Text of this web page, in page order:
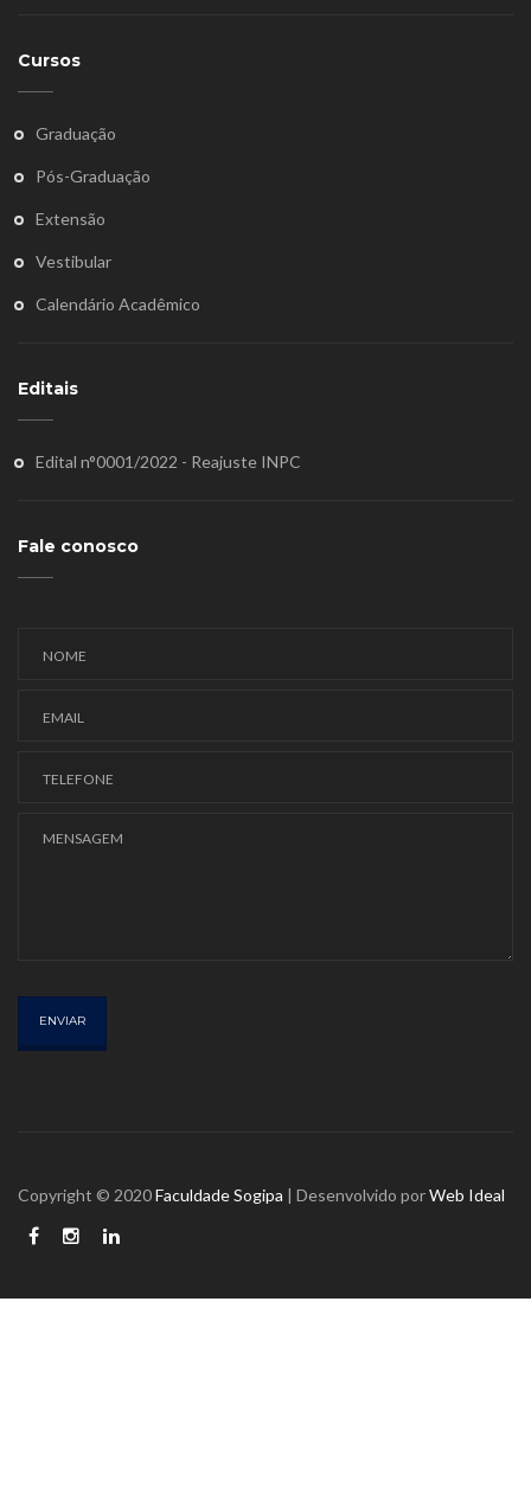
Cursos
Graduação
Pós-Graduação
Extensão
Vestibular
Calendário Acadêmico
Editais
Edital n°0001/2022 - Reajuste INPC
Fale conosco
ENVIAR
Copyright © 2020Faculdade Sogipa | Desenvolvido porWeb Ideal